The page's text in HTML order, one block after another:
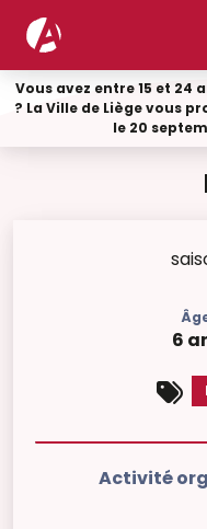
Vous avez entre 15 et 24
? La Ville de Liège vous
le 20
6
Activité